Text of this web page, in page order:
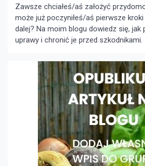
Zawsze chciałeś/aś założyć
może już poczyniłeś/aś pierwsze
dalej? Na moim blogu dowiedz się, jak
uprawy i chronić je przed szkodnikami.